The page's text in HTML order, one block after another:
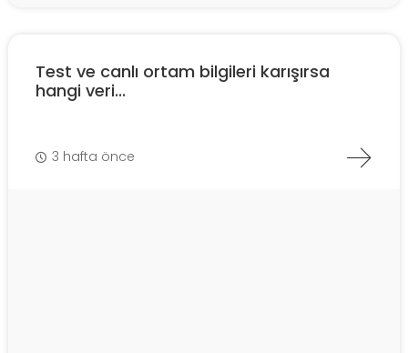
Test ve canlı ortam bilgileri karışırsa
hangi veri...
3 hafta önce